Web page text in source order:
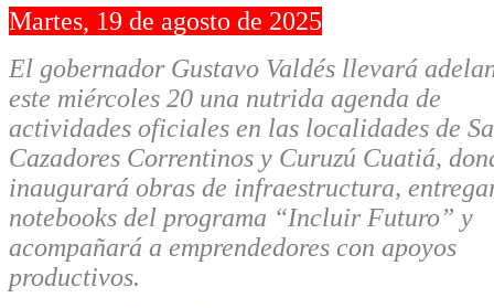
Martes, 19 de agosto de 2025
El gobernador Gustavo Valdés llevará
este miércoles 20 una nutrida agenda de
actividades oficiales en las localidades de
Cazadores Correntinos y Curuzú Cuatiá,
inaugurará obras de infraestructura,
notebooks del programa “Incluir Futuro” y
acompañará a emprendedores con apoyos
productivos.